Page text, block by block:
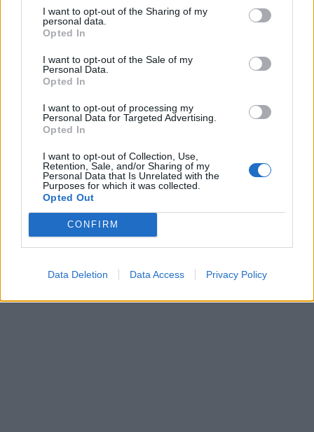
I want to opt-out of the Sharing of my
personal data.
Opted In
I want to opt-out of the Sale of my
Personal Data.
Opted In
I want to opt-out of processing my
Personal Data for Targeted Advertising.
Opted In
I want to opt-out of Collection, Use,
Retention, Sale, and/or Sharing of my
Personal Data that Is Unrelated with the
Purposes for which it was collected.
Opted Out
CONFIRM
Data Deletion Data Access Privacy Policy
ΚΟΡΙΝΑ ΤΣΟΠΕΗ